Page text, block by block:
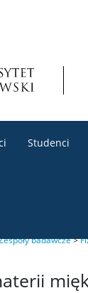
Studenci
badawcze>